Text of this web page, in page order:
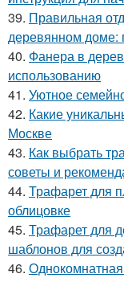
39. Правильная
деревянном доме:
40. Фанера в
использованию
41. Уютное
42. Какие
Москве
43. Как выбрать
советы и
44. Трафарет для
облицовке
45. Трафарет для
шаблонов для
46.